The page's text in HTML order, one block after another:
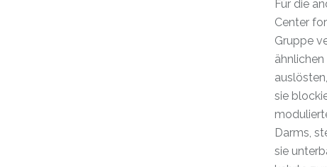
Für die
Center
Gruppe
sie
Darms,
sie